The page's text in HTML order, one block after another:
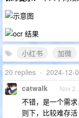
小红书 加微
20 replies • 2024-12-
catwalk Nov 2,
不错，是一个需
则下，比较难存活